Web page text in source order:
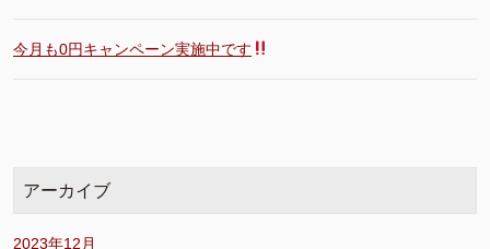
今月も0円キャンペーン実施中です
アーカイブ
2023年12月